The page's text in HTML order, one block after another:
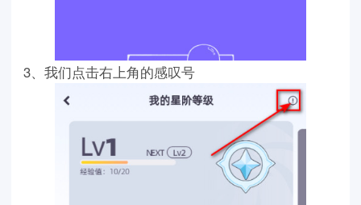
3、我们点击右上角的感叹号